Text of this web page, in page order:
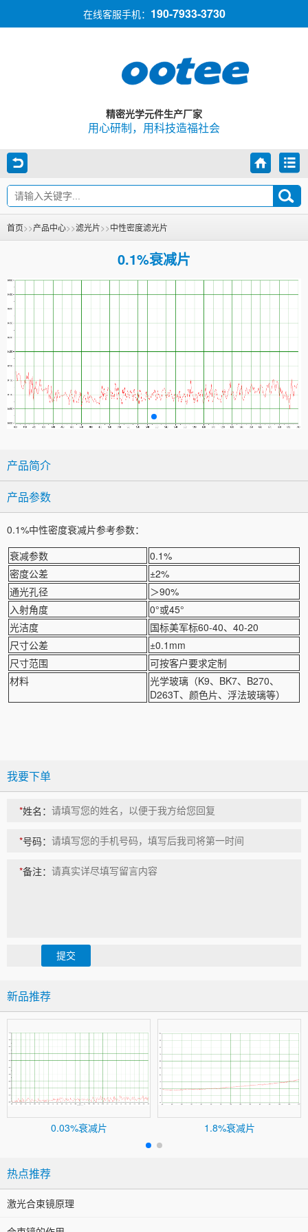
在线客服手机： 190-7933-3730
精密光学元件生产厂家
用心研制，用科技造福社会
首页>>产品中心>>滤光片>>中性密度滤光片
0.1%衰减片
产品简介
产品参数
0.1%中性密度衰减片参考参数：
衰减参数
0.1%
密度公差
±2%
通光孔径
＞90%
入射角度
0°或45°
光洁度
国标美军标60-40、40-20
尺寸公差
±0.1mm
尺寸范围
可按客户要求定制
材料
光学玻璃（K9、BK7、B270、
D263T、颜色片、浮法玻璃等）
我要下单
*姓名：
*号码：
*备注：
提交
新品推荐
0.03%衰减片 1.8%衰减片
热点推荐
激光合束镜原理